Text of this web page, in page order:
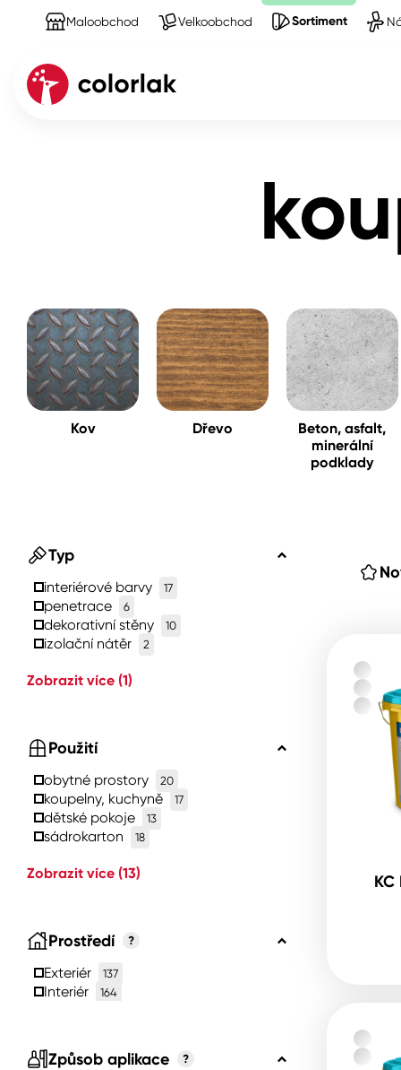
Maloobchod Velkoobchod Sortiment
Beton, asfalt, minerální
Stěny
Fasády
Kov Dřevo
Beton, asfalt,
minerální
podklady
Typ
interiérové ​​barvy 17
penetrace 6
dekorativní stěny 10
izolační nátěr 2
Zobrazit více (1)
Použití
obytné prostory 20
koupelny, kuchyně 17
dětské pokoje 13
sádrokarton 18
Zobrazit více (13)
Prostředí ?
Exteriér 137
Interiér 164
Způsob aplikace ?
KC